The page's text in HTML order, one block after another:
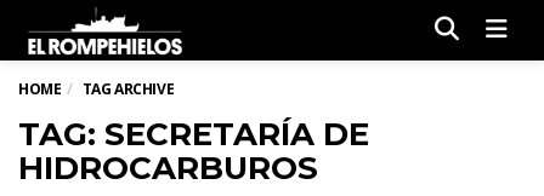
HOME TAG ARCHIVE
TAG: SECRETARÍA DE
HIDROCARBUROS